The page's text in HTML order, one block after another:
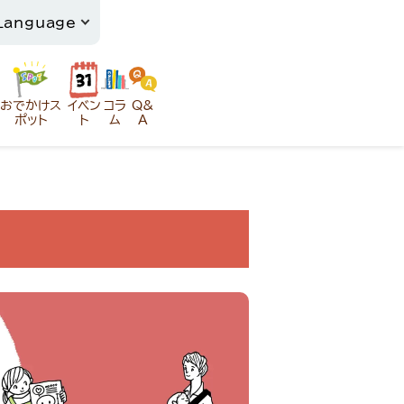
おでかけス
ポット
イベン
ト
コラ
ム
Q&
A